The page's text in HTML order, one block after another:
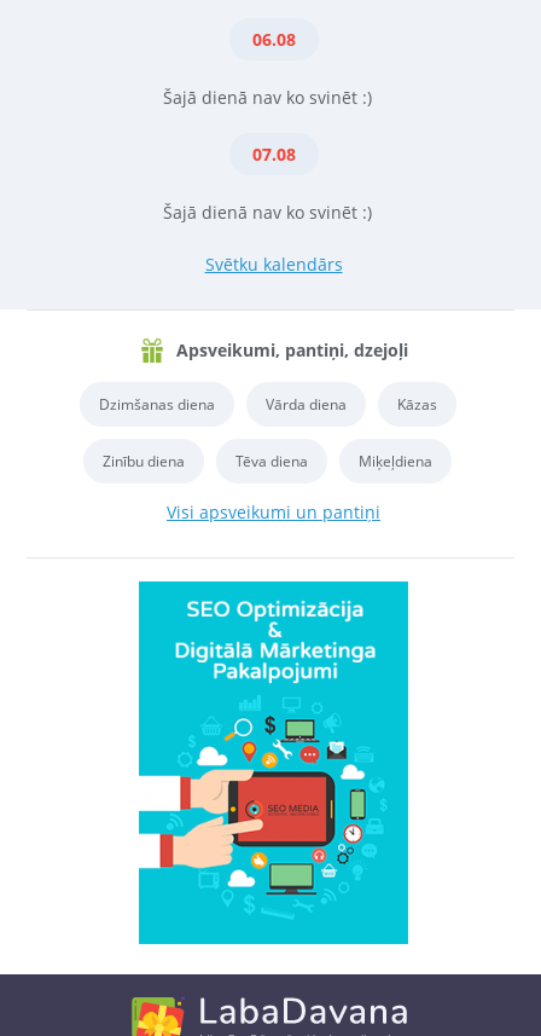
06.08
Šajā dienā nav ko svinēt :)
07.08
Šajā dienā nav ko svinēt :)
Svētku kalendārs
Apsveikumi, pantiņi, dzejoļi
Dzimšanas diena Vārda diena Kāzas
Zinību diena Tēva diena Miķeļdiena
Visi apsveikumi un pantiņi